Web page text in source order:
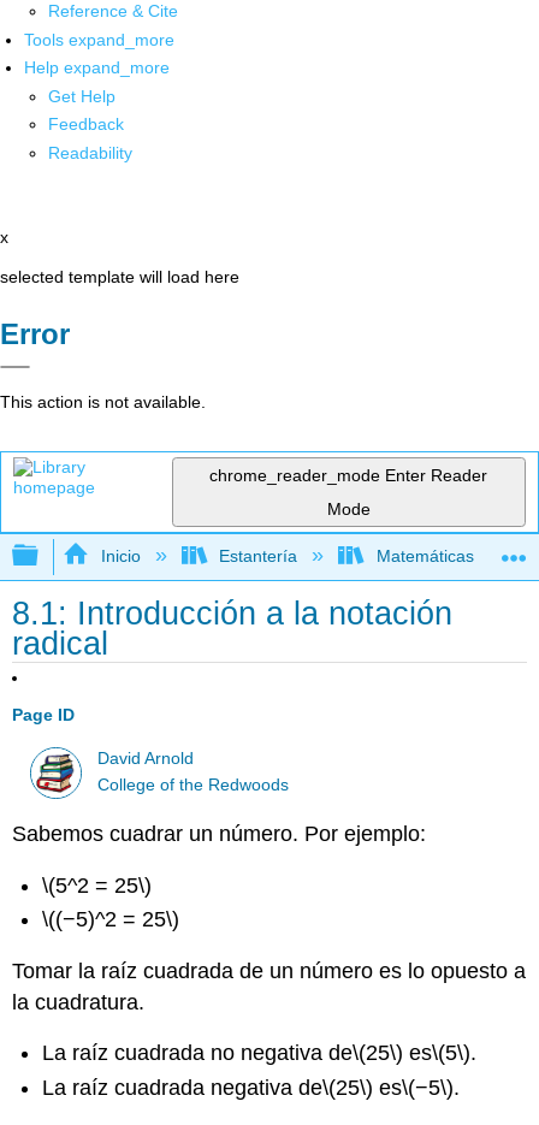
Reference & Cite
Tools expand_more
Help expand_more
Get Help
Feedback
Readability
x
selected template will load here
Error
This action is not available.
chrome_reader_mode Enter Reader
Mode
Expandir/contraer jerarquía global
Inicio Estantería Matemáticas
8.1: Introducción a la notación
radical
Page ID
David Arnold
College of the Redwoods
Sabemos cuadrar un número. Por ejemplo:
\(5^2 = 25\)
\((−5)^2 = 25\)
Tomar la raíz cuadrada de un número es lo opuesto a
la cuadratura.
La raíz cuadrada no negativa de\(25\) es\(5\).
La raíz cuadrada negativa de\(25\) es\(−5\).